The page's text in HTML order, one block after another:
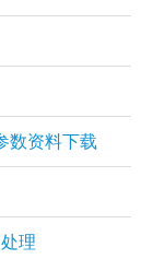
数资料下载
理